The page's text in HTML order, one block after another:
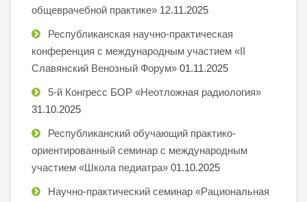
общеврачебной практике» 12.11.2025
Республиканская научно-практическая
конференция с международным участием «II
Славянский Венозный Форум» 01.11.2025
5-й Конгресс БОР «Неотложная радиология»
31.10.2025
Республиканский обучающий практико-
ориентированный семинар с международным
участием «Школа педиатра» 01.10.2025
Научно-практический семинар «Рациональная